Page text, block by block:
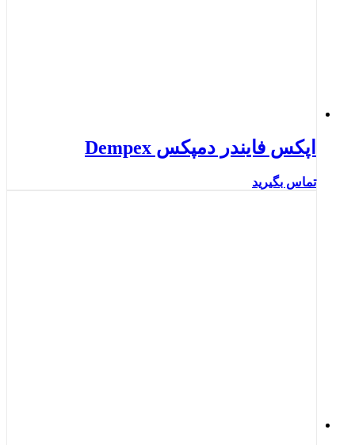
اپکس فایندر دمپکس Dempex
تماس بگیرید